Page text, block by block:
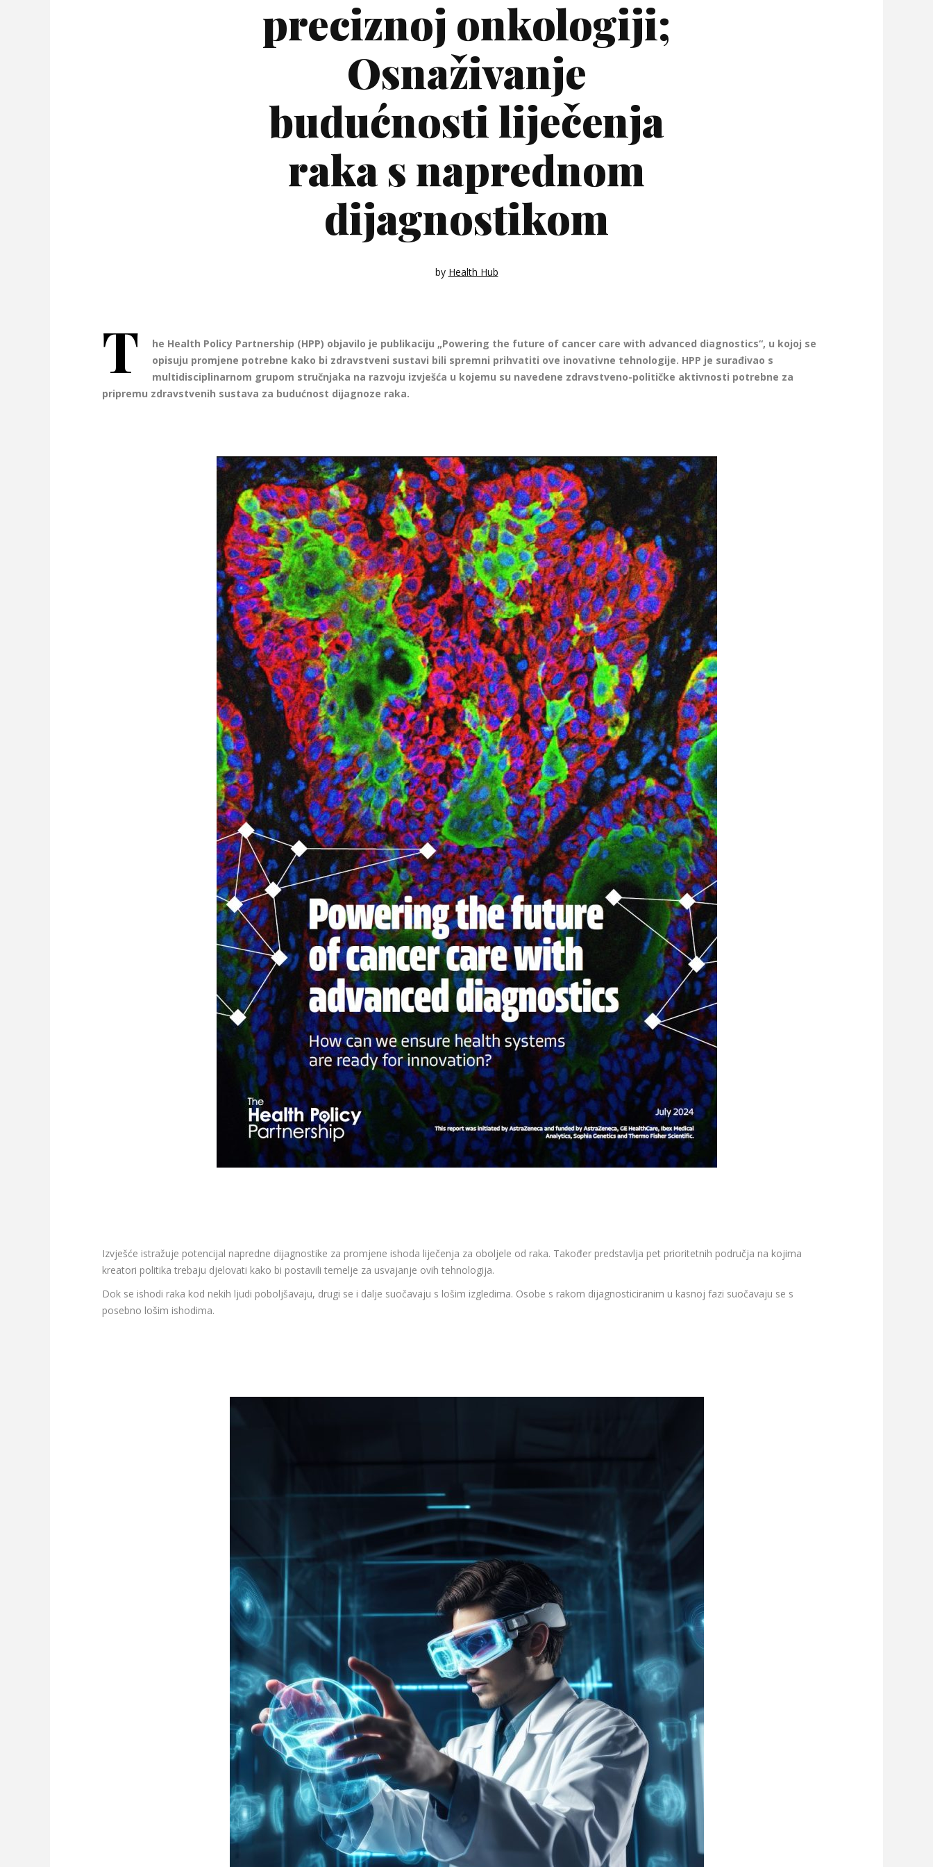
preciznoj onkologiji;
Osnaživanje
budućnosti liječenja
raka s naprednom
dijagnostikom
by Health Hub
T
he Health Policy Partnership (HPP) objavilo je publikaciju „Powering the future of cancer care with advanced diagnostics“, u kojoj se
opisuju promjene potrebne kako bi zdravstveni sustavi bili spremni prihvatiti ove inovativne tehnologije. HPP je surađivao s
multidisciplinarnom grupom stručnjaka na razvoju izvješća u kojemu su navedene zdravstveno-političke aktivnosti potrebne za
pripremu zdravstvenih sustava za budućnost dijagnoze raka.
Izvješće istražuje potencijal napredne dijagnostike za promjene ishoda liječenja za oboljele od raka. Također predstavlja pet prioritetnih područja na kojima
kreatori politika trebaju djelovati kako bi postavili temelje za usvajanje ovih tehnologija.
Dok se ishodi raka kod nekih ljudi poboljšavaju, drugi se i dalje suočavaju s lošim izgledima. Osobe s rakom dijagnosticiranim u kasnoj fazi suočavaju se s
posebno lošim ishodima.